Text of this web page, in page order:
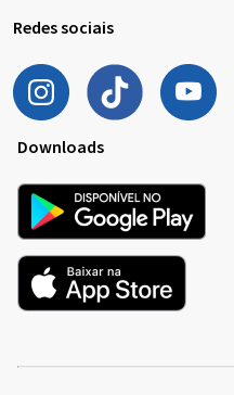
Redes sociais
Downloads